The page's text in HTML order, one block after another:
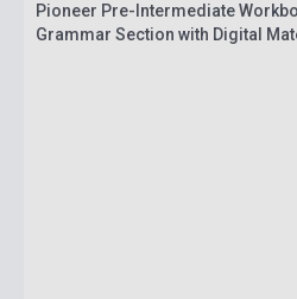
Pioneer Pre-Intermediate
Grammar Section with Digital